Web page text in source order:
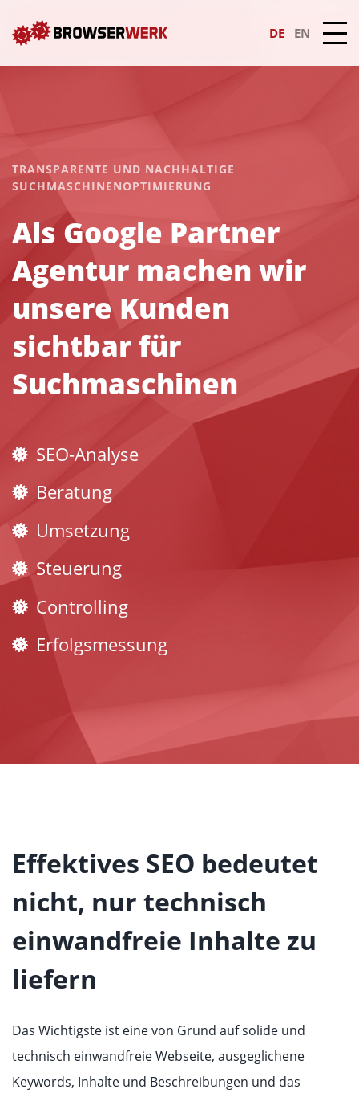
DE EN
TRANSPARENTE UND NACHHALTIGE
SUCHMASCHINENOPTIMIERUNG
Als Google Partner
Agentur machen wir
unsere Kunden
sichtbar für
Suchmaschinen
SEO-Analyse
Beratung
Umsetzung
Steuerung
Controlling
Erfolgsmessung
Effektives SEO bedeutet
nicht, nur technisch
einwandfreie Inhalte zu
liefern
Das Wichtigste ist eine von Grund auf solide und
technisch einwandfreie Webseite, ausgeglichene
Keywords, Inhalte und Beschreibungen und das